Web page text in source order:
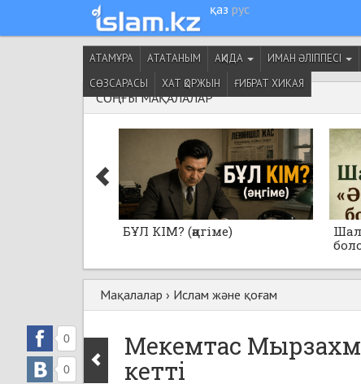
қаз рус
АТАМҰРА АТАТАНЫМ АҚИДА ИМАН ӘЛІППЕСІ
СӨЗСАРАСЫ
ХАТ ҚОРЖЫН ҒИБРАТ ХИКАЯ
СОҢҒЫ МАҚАЛАЛАР
БҰЛ КІМ? (әңгіме)
Шал
Мақалалар › Ислам және қоғам
Мекемтас
кетті
0
0